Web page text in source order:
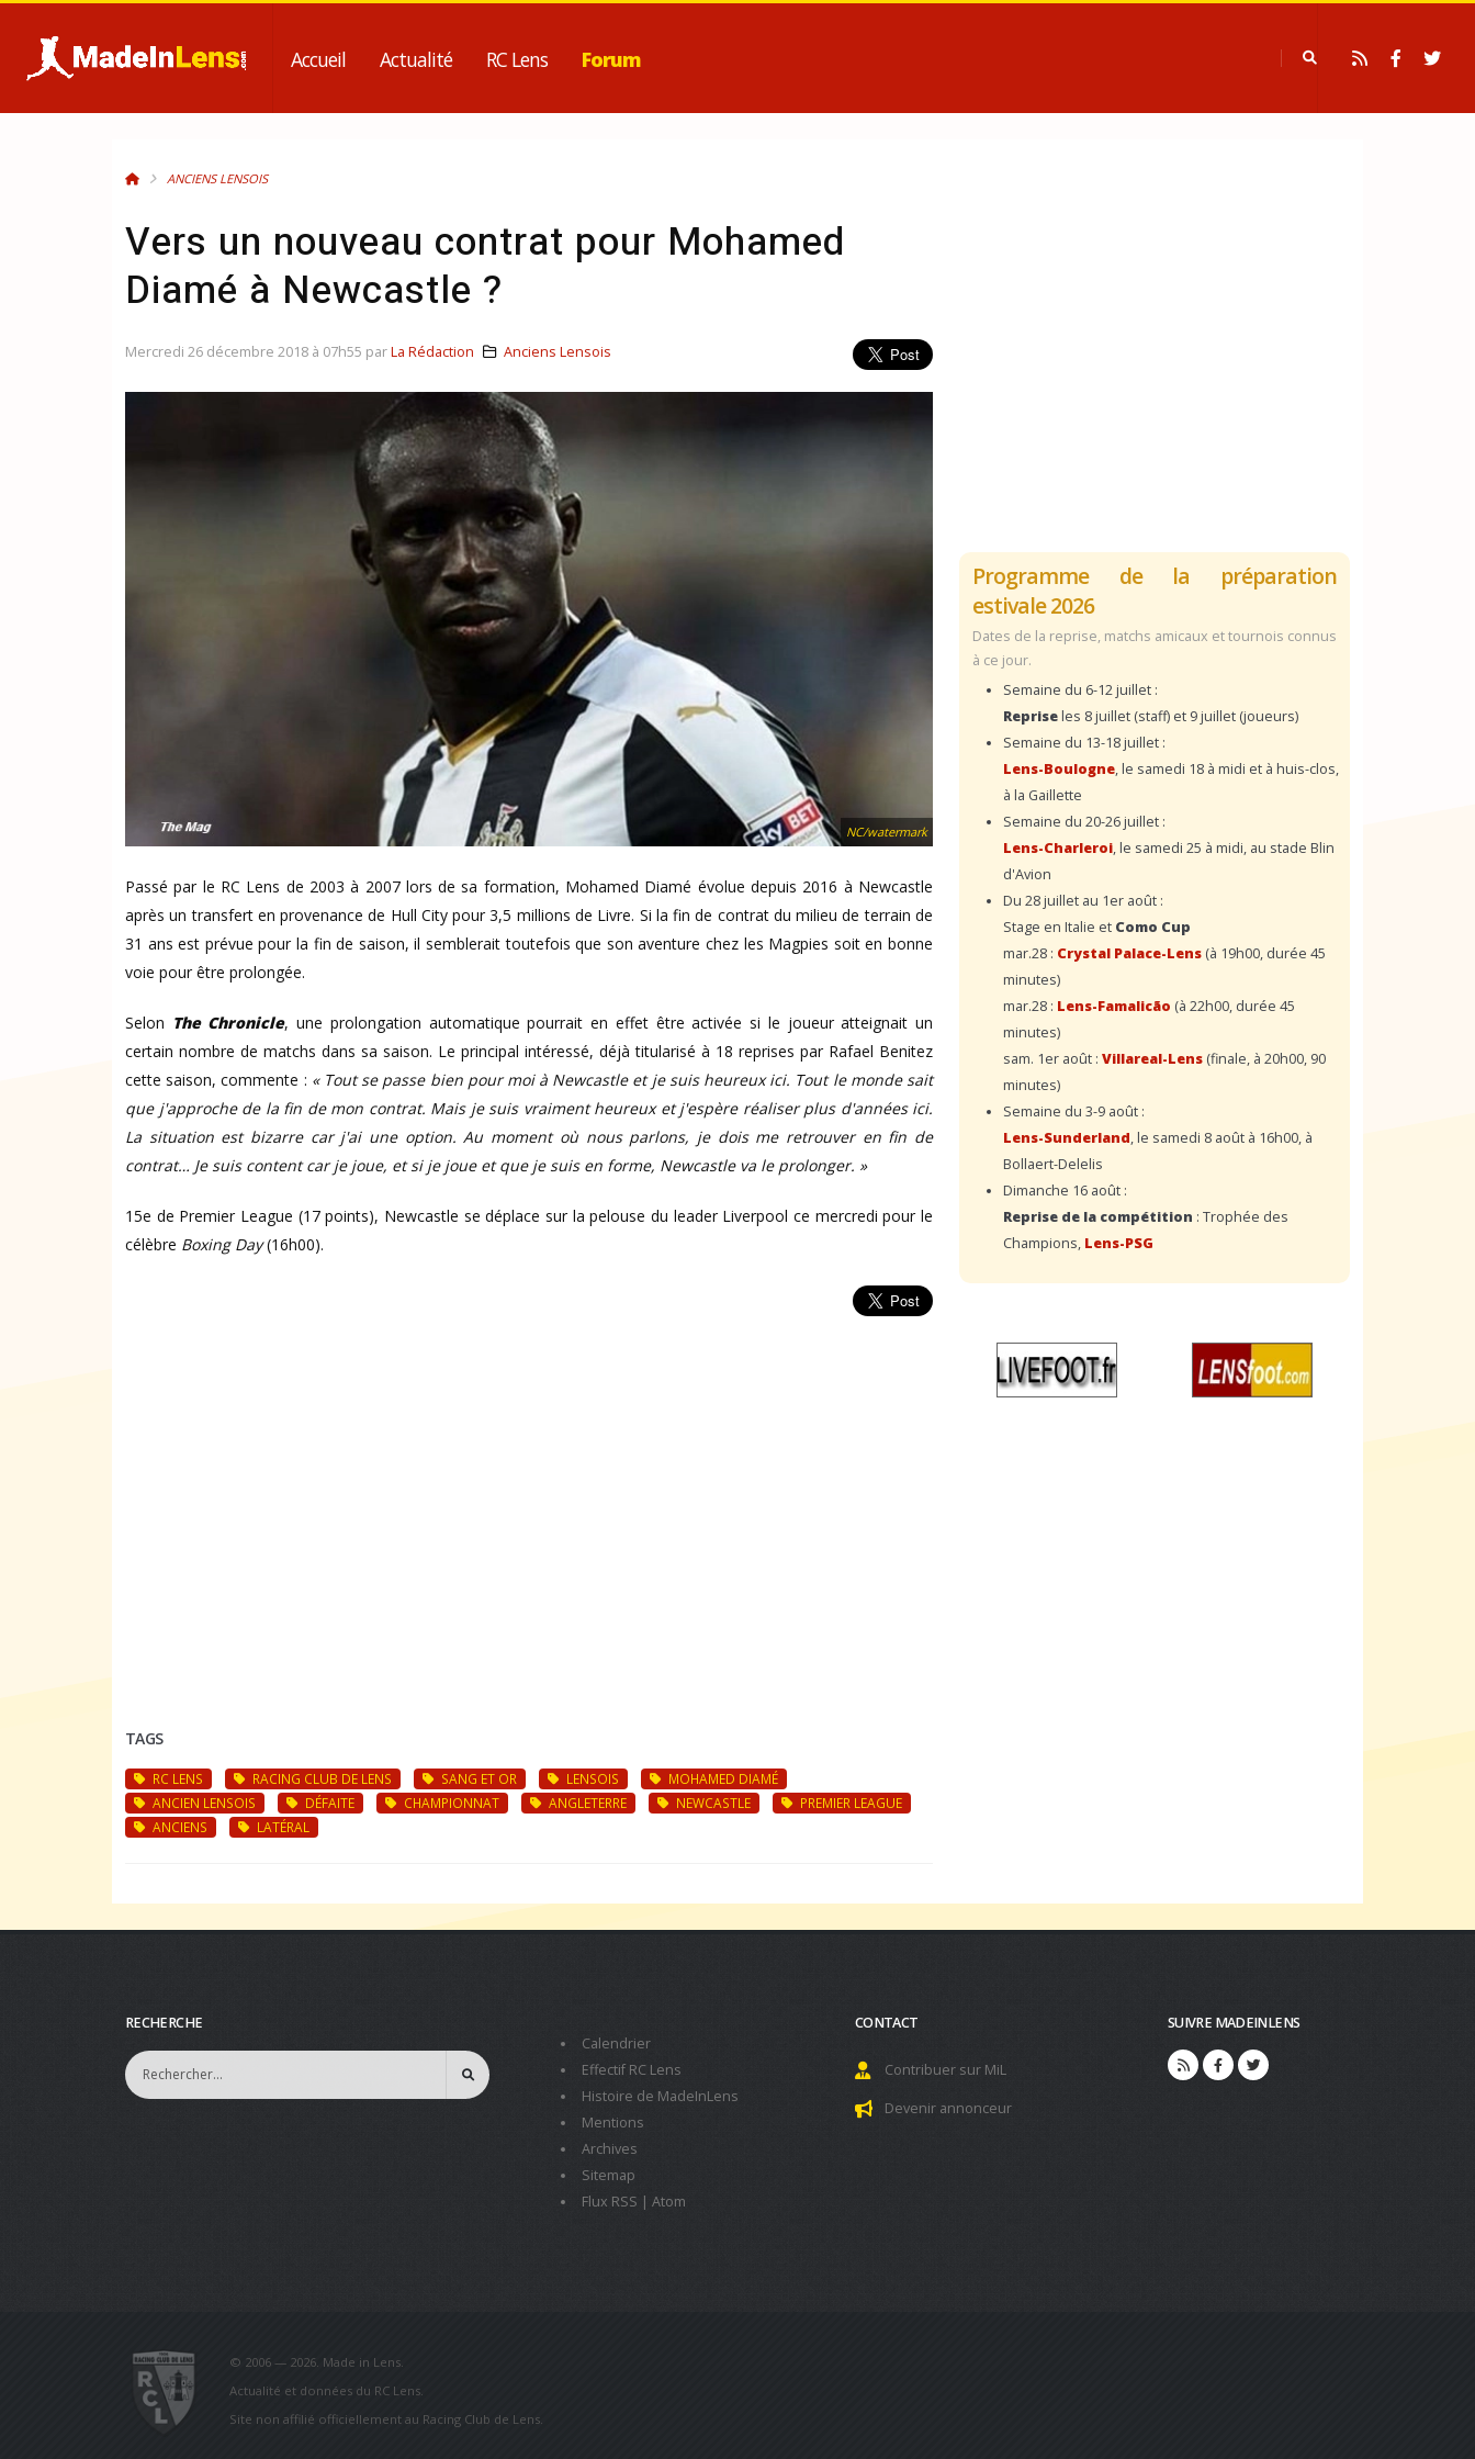
Accueil Actualité RC Lens Forum
ANCIENS LENSOIS
Vers un nouveau contrat pour Mohamed
Diamé à Newcastle ?
NC/watermark
Passé par le RC Lens de 2003 à 2007 lors de sa formation, Mohamed Diamé évolue depuis 2016 à Newcastle
après un transfert en provenance de Hull City pour 3,5 millions de Livre. Si la fin de contrat du milieu de terrain de
31 ans est prévue pour la fin de saison, il semblerait toutefois que son aventure chez les Magpies soit en bonne
voie pour être prolongée.
Selon The Chronicle, une prolongation automatique pourrait en effet être activée si le joueur atteignait un
certain nombre de matchs dans sa saison. Le principal intéressé, déjà titularisé à 18 reprises par Rafael Benitez
cette saison, commente : « Tout se passe bien pour moi à Newcastle et je suis heureux ici. Tout le monde sait
que j'approche de la fin de mon contrat. Mais je suis vraiment heureux et j'espère réaliser plus d'années ici.
La situation est bizarre car j'ai une option. Au moment où nous parlons, je dois me retrouver en fin de
contrat… Je suis content car je joue, et si je joue et que je suis en forme, Newcastle va le prolonger. »
15e de Premier League (17 points), Newcastle se déplace sur la pelouse du leader Liverpool ce mercredi pour le
célèbre Boxing Day(16h00).
Mercredi 26 décembre 2018 à 07h55 parLa Rédaction Anciens Lensois
TAGS
RC LENS RACING CLUB DE LENS SANG ET OR LENSOIS
MOHAMED DIAMÉ
ANCIEN LENSOIS
DÉFAITE CHAMPIONNAT ANGLETERRE NEWCASTLE
PREMIER LEAGUE
ANCIENS
LATÉRAL
Programme de la préparation
estivale 2026
Dates de la reprise, matchs amicaux et tournois connus
à ce jour.
Semaine du 6-12 juillet :
Repriseles 8 juillet (staff) et 9 juillet (joueurs)
Semaine du 13-18 juillet :
Lens-Boulogne, le samedi 18 à midi et à huis-clos,
à la Gaillette
Semaine du 20-26 juillet :
Lens-Charleroi, le samedi 25 à midi, au stade Blin
d'Avion
Du 28 juillet au 1er août :
Stage en Italie et Como Cup
mar.28 : Crystal Palace-Lens (à 19h00, durée 45
minutes)
mar.28 : Lens-Famalicão (à 22h00, durée 45
minutes)
sam. 1er août : Villareal-Lens (finale, à 20h00, 90
minutes)
Semaine du 3-9 août :
Lens-Sunderland, le samedi 8 août à 16h00, à
Bollaert-Delelis
Dimanche 16 août :
Reprise de la compétition : Trophée des
Champions, Lens-PSG
RECHERCHE
Calendrier
Effectif RC Lens
Histoire de MadeInLens
Mentions
Archives
Sitemap
Flux RSS | Atom
CONTACT
Contribuer sur MiL
Devenir annonceur
SUIVRE MADEINLENS
© 2006 — 2026. Made in Lens.
Actualité et données du RC Lens.
Site non affilié officiellement au Racing Club de Lens.